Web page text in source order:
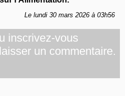
Le lundi 30 mars 2026 à 03h56
inscrivez-vous
un commentaire.